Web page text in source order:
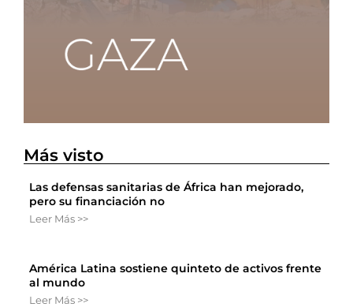
Más visto
Las defensas sanitarias de África han mejorado,
pero su financiación no
Leer Más >>
América Latina sostiene quinteto de activos frente
al mundo
Leer Más >>